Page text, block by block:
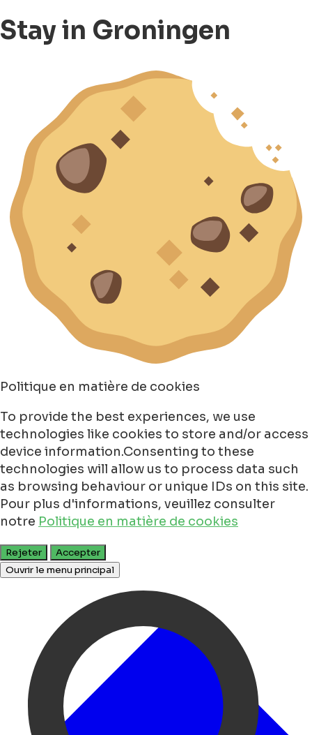
Stay in Groningen
Politique en matière de cookies
To provide the best experiences, we use
technologies like cookies to store and/or access
device information.Consenting to these
technologies will allow us to process data such
as browsing behaviour or unique IDs on this site.
Pour plus d'informations, veuillez consulter
notre Politique en matière de cookies
Rejeter
Accepter
Ouvrir le menu principal